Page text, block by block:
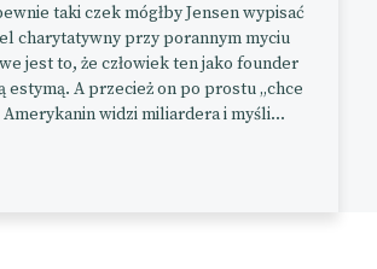
taki czek mógłby Jensen wypisać
charytatywny przy porannym myciu
jest to, że człowiek ten jako founder
estymą. A przecież on po prostu „chce
Amerykanin widzi miliardera i myśli...